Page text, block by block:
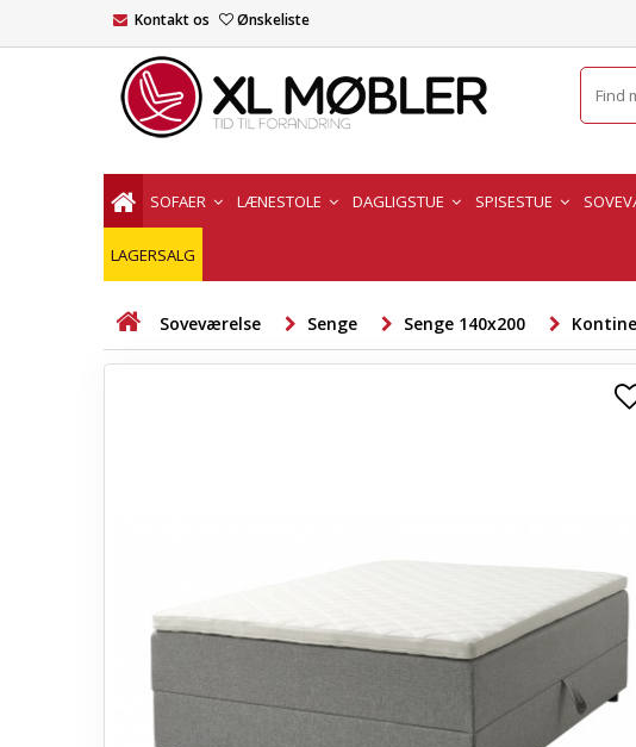
Kontakt os Ønskeliste
SOFAER LÆNESTOLE DAGLIGSTUE SPISESTUE
LAGERSALG
Soveværelse Senge Senge 140x200